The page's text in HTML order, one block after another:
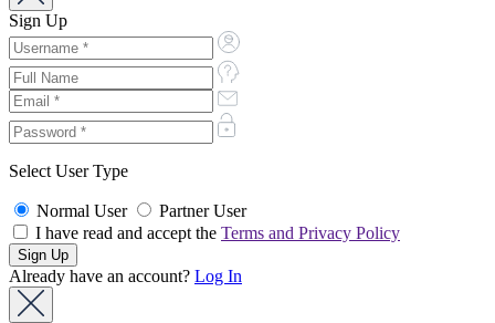
Sign Up
Select User Type
Normal User
Partner User
I have read and accept the Terms and Privacy Policy
Already have an account? Log In